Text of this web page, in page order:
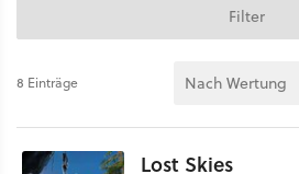
Filter
8 Einträge
Lost Skies